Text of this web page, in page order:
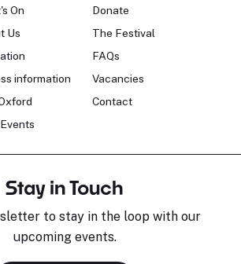
On
Us
information
Donate
The Festival
FAQs
Vacancies
Contact
Stay in Touch
to stay in the loop with our
upcoming events.